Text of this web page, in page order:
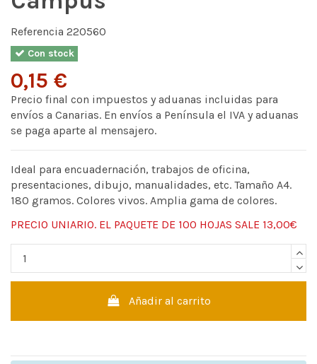
Referencia 220560
Con stock
0,15 €
Precio final con impuestos y aduanas incluidas para
envíos a Canarias. En envíos a Península el IVA y aduanas
se paga aparte al mensajero.
Ideal para encuadernación, trabajos de oficina,
presentaciones, dibujo, manualidades, etc. Tamaño A4.
180 gramos. Colores vivos. Amplia gama de colores.
PRECIO UNIARIO. EL PAQUETE DE 100 HOJAS SALE 13,00€
Añadir al carrito